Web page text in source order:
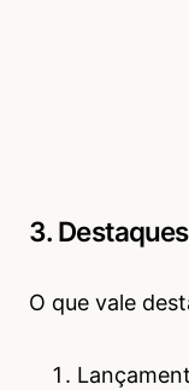
3.
O que vale